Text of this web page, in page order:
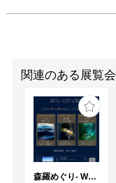
関連のある展覧会
森羅めぐり- Wandering in Shinra -